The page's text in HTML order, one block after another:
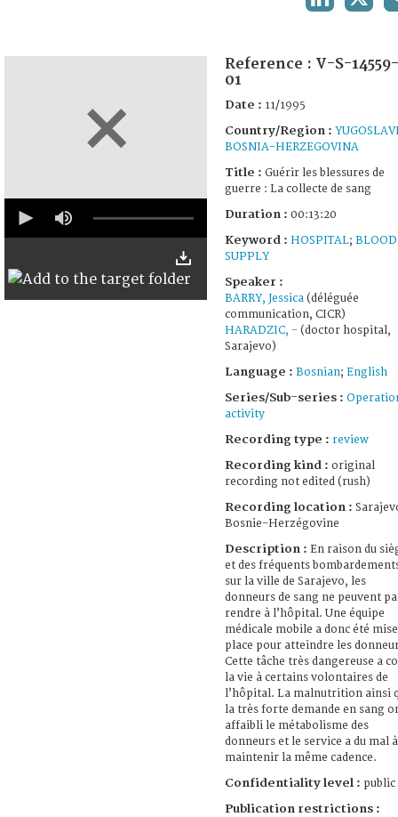
seconds
20
Reference : V-S-
01
Date : 11/1995
Country/Region :
BOSNIA-HERZEGOVINA
Title : Guérir les blessures de
guerre : La collecte de sang
Duration : 00:13:20
Keyword : HOSPITAL; BLOOD
SUPPLY
Speaker :
BARRY, Jessica(déléguée
communication, CICR)
HARADZIC, -(doctor hospital,
Sarajevo)
Language : Bosnian; English
Series/Sub-series :
activity
Recording type : review
Recording kind : original
recording not edited (rush)
Recording location :
Bosnie-Herzégovine
Description : En raison du
et des fréquents
sur la ville de Sarajevo, les
donneurs de sang ne peuvent
rendre à l’hôpital. Une équipe
médicale mobile a donc été
place pour atteindre les
Cette tâche très dangereuse a
la vie à certains volontaires de
l’hôpital. La malnutrition ainsi
la très forte demande en sang
affaibli le métabolisme des
donneurs et le service a du mal à
maintenir la même cadence.
Confidentiality level : public
Publication restrictions :